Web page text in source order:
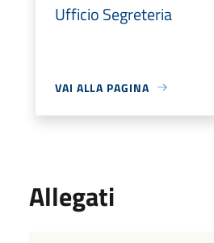
Ufficio Segreteria
VAI ALLA PAGINA
Allegati